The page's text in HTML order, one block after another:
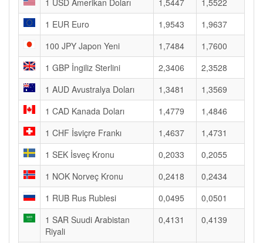
1 USD Amerikan Doları
1,5447
1,5522
1 EUR Euro
1,9543
1,9637
100 JPY Japon Yeni
1,7484
1,7600
1 GBP İngiliz Sterlini
2,3406
2,3528
1 AUD Avustralya Doları
1,3481
1,3569
1 CAD Kanada Doları
1,4779
1,4846
1 CHF İsviçre Frankı
1,4637
1,4731
1 SEK İsveç Kronu
0,2033
0,2055
1 NOK Norveç Kronu
0,2418
0,2434
1 RUB Rus Rublesi
0,0495
0,0501
1 SAR Suudi Arabistan
Riyali
0,4131 0,4139